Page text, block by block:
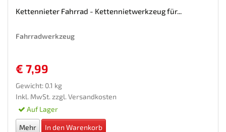
Kettennieter Fahrrad - Kettennietwerkzeug für...
Fahrradwerkzeug
€ 7,99
Gewicht: 0.1 kg
Inkl. MwSt. zzgl. Versandkosten
Auf Lager
Mehr In den Warenkorb